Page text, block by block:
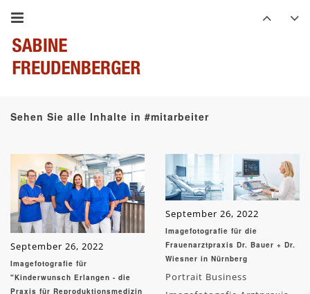
Sehen Sie alle Inhalte in #mitarbeiter
September 26, 2022
Imagefotografie für
"Kinderwunsch Erlangen - die
Praxis für Reproduktionsmedizin
September 26, 2022
Imagefotografie für die
Frauenarztpraxis Dr. Bauer + Dr.
Wiesner in Nürnberg
Portrait Business